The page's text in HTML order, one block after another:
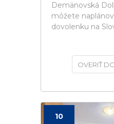
Demänovská
môžete
dovolenku na
OVERIŤ
10